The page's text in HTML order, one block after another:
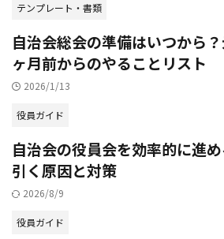
テンプレート・書類
自治会総会の準備はいつから
ヶ月前からのやることリスト
2026/1/13
役員ガイド
自治会の役員会を効率的に進
引く原因と対策
2026/8/9
役員ガイド